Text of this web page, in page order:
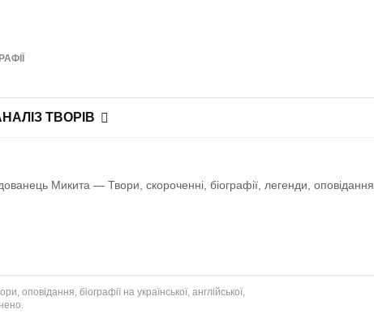
ТВОРІВ
Микита — Твори, скороченні, біографії, легенди, оповiдання
оповідання, біографії на української, англійської,